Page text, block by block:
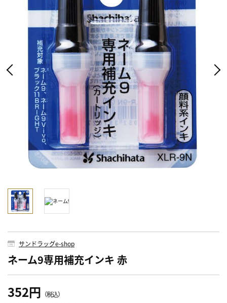
サンドラッグe-shop
ネーム9専用補充インキ 赤
352円 （税込）